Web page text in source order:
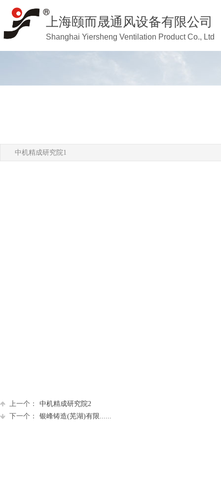
上海颐而晟通风设备有限公司
Shanghai Yiersheng Ventilation Product Co., Ltd
中机精成研究院1
上一个：
中机精成研究院2
下一个：
银峰铸造(芜湖)有限......